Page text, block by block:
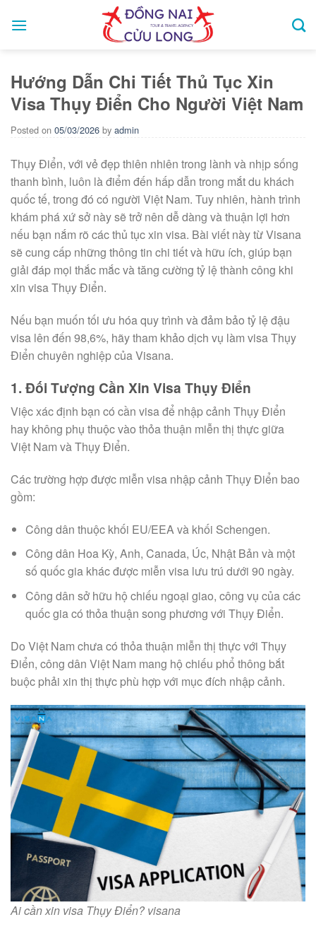
Hướng Dẫn Chi Tiết Thủ Tục Xin
Visa Thụy Điển Cho Người Việt Nam
Posted on 05/03/2026 by admin
Thụy Điển, với vẻ đẹp thiên nhiên trong lành và nhịp sống
thanh bình, luôn là điểm đến hấp dẫn trong mắt du khách
quốc tế, trong đó có người Việt Nam. Tuy nhiên, hành trình
khám phá xứ sở này sẽ trở nên dễ dàng và thuận lợi hơn
nếu bạn nắm rõ các thủ tục xin visa. Bài viết này từ Visana
sẽ cung cấp những thông tin chi tiết và hữu ích, giúp bạn
giải đáp mọi thắc mắc và tăng cường tỷ lệ thành công khi
xin visa Thụy Điển.
Nếu bạn muốn tối ưu hóa quy trình và đảm bảo tỷ lệ đậu
visa lên đến 98,6%, hãy tham khảo dịch vụ làm visa Thụy
Điển chuyên nghiệp của Visana.
1. Đối Tượng Cần Xin Visa Thụy Điển
Việc xác định bạn có cần visa để nhập cảnh Thụy Điển
hay không phụ thuộc vào thỏa thuận miễn thị thực giữa
Việt Nam và Thụy Điển.
Các trường hợp được miễn visa nhập cảnh Thụy Điển bao
gồm:
Công dân thuộc khối EU/EEA và khối Schengen.
Công dân Hoa Kỳ, Anh, Canada, Úc, Nhật Bản và một
số quốc gia khác được miễn visa lưu trú dưới 90 ngày.
Công dân sở hữu hộ chiếu ngoại giao, công vụ của các
quốc gia có thỏa thuận song phương với Thụy Điển.
Do Việt Nam chưa có thỏa thuận miễn thị thực với Thụy
Điển, công dân Việt Nam mang hộ chiếu phổ thông bắt
buộc phải xin thị thực phù hợp với mục đích nhập cảnh.
Ai cần xin visa Thụy Điển? visana